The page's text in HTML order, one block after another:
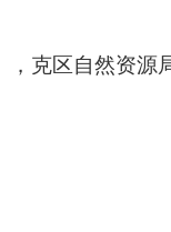
， 克区 自然资源